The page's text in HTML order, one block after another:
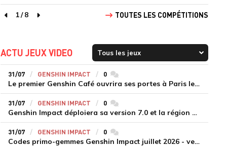
page précédente
1/8
page suivante
TOUTES LES COMPÉTITIONS
ACTU JEUX VIDEO
31/07 GENSHIN IMPACT 0commentaires
Le premier Genshin Café ouvrira ses portes à Paris le 14 août
31/07 GENSHIN IMPACT 0commentaires
Genshin Impact déploiera sa version 7.0 et la région de Snezhnaya le 12 août
31/07 GENSHIN IMPACT 0commentaires
Codes primo-gemmes Genshin Impact juillet 2026 - version 7.0